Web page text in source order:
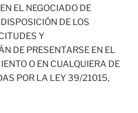
EL NEGOCIADO DE
DE LOS
Y
DE PRESENTARSE EN EL
O EN CUALQUIERA DE
POR LA LEY 39/21015,